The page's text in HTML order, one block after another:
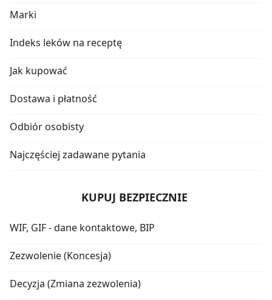
Marki
Indeks leków na receptę
Jak kupować
Dostawa i płatność
Odbiór osobisty
Najczęściej zadawane pytania
KUPUJ BEZPIECZNIE
WIF, GIF - dane kontaktowe, BIP
Zezwolenie (Koncesja)
Decyzja (Zmiana zezwolenia)